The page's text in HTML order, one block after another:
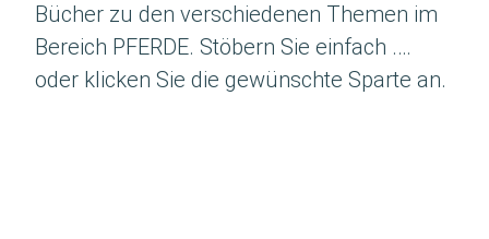
Bücher zu den ver­schie­de­nen The­men im
Bereich PFERDE. Stö­bern Sie ein­fach .…
oder kli­cken Sie die gewünsch­te Spar­te an.